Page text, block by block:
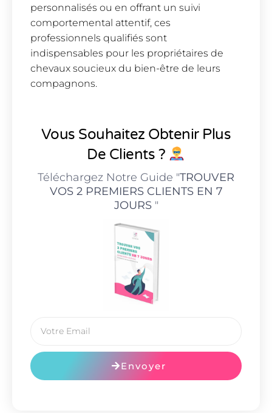
personnalisés ou en offrant un suivi
comportemental attentif, ces
professionnels qualifiés sont
indispensables pour les propriétaires de
chevaux soucieux du bien-être de leurs
compagnons.
Vous Souhaitez Obtenir Plus
De Clients ?
Téléchargez Notre Guide "TROUVER
VOS 2 PREMIERS CLIENTS EN 7
JOURS"
Envoyer